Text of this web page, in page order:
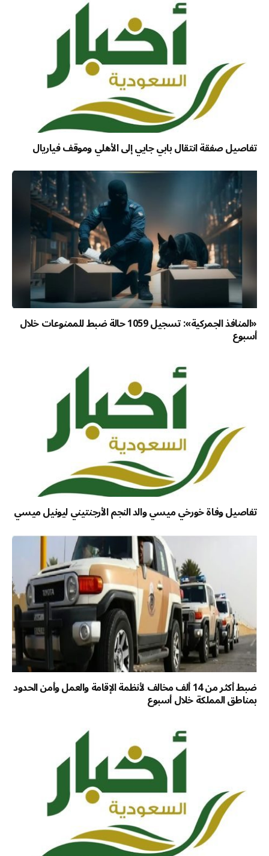
تفاصيل صفقة انتقال بابي جايي إلى الأهلي وموقف فياريال
«المنافذ الجمركية»: تسجيل 1059 حالة ضبط للممنوعات خلال
أسبوع
تفاصيل وفاة خورخي ميسي والد النجم الأرجنتيني ليونيل ميسي
ضبط أكثر من 14 ألف مخالف لأنظمة الإقامة والعمل وأمن الحدود
بمناطق المملكة خلال أسبوع